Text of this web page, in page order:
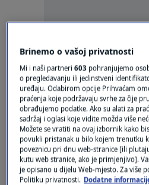
Oglas
DOPLATAK ZA DJECU
HZMO: Počinje
korisnika
Brinemo o vašoj privatnosti
Mi i naši partneri603 pohranjujemo
o pregledavanju ili jedinstveni
uređaju. Odabirom opcije Prihvaćam
praćenja koje podržavaju svrhe za čije
obrađujemo podatke. Ako su alati za
sadržaj i oglasi koje vidite možda više
Možete se vratiti na ovaj izbornik kako
povukli pristanak u bilo kojem trenutku
poveznicu pri dnu web-stranice [ili
kutu web stranice, ako je primjenjivo].
je opisano u dijelu Web-mjesto. Za više
Politiku privatnosti. Dodatne